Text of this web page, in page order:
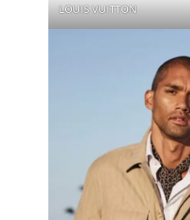
LOUIS VUITTON